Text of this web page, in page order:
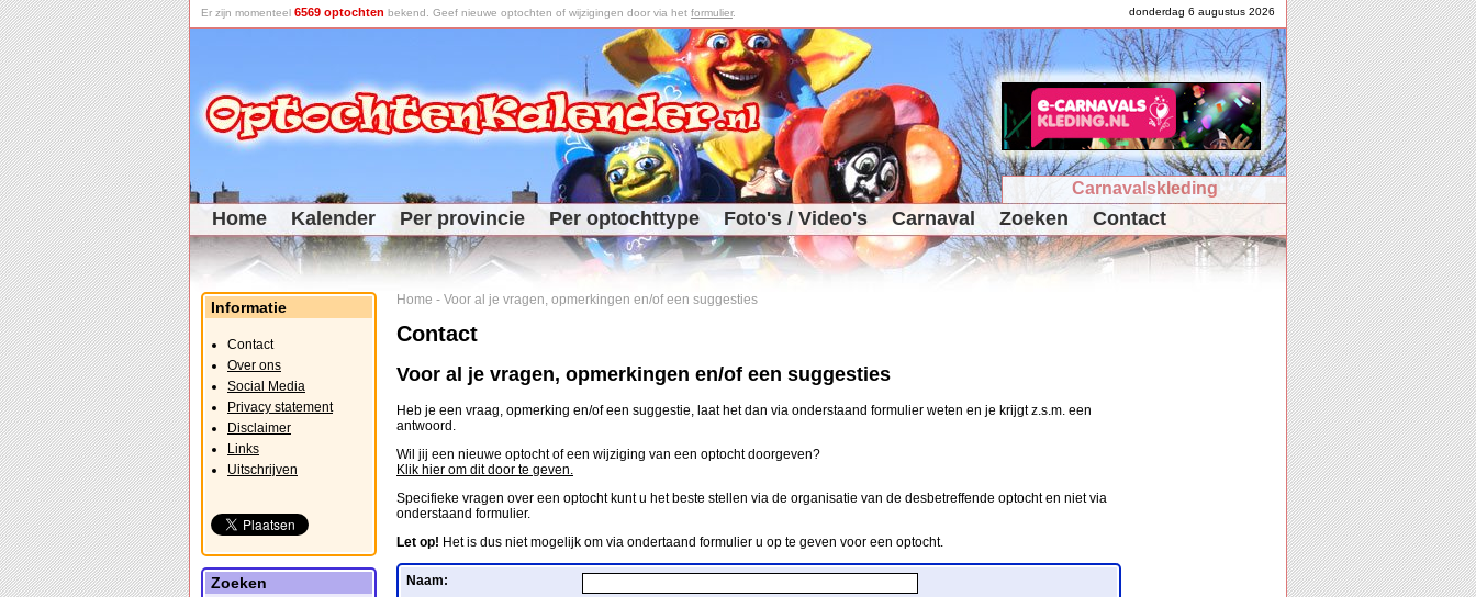
donderdag 6 augustus 2026
Er zijn momenteel 6569 optochten bekend. Geef nieuwe optochten of wijzigingen door via het formulier.
Carnavalskleding
Home Kalender Per provincie Per optochttype Foto's / Video's Carnaval Zoeken Contact
Home - Voor al je vragen, opmerkingen en/of een suggesties
Contact
Voor al je vragen, opmerkingen en/of een suggesties
Heb je een vraag, opmerking en/of een suggestie, laat het dan via onderstaand formulier weten en je krijgt z.s.m. een
antwoord.
Wil jij een nieuwe optocht of een wijziging van een optocht doorgeven?
Klik hier om dit door te geven.
Specifieke vragen over een optocht kunt u het beste stellen via de organisatie van de desbetreffende optocht en niet via
onderstaand formulier.
Let op! Het is dus niet mogelijk om via ondertaand formulier u op te geven voor een optocht.
Naam:
Informatie
Contact
Over ons
Social Media
Privacy statement
Disclaimer
Links
Uitschrijven
Zoeken